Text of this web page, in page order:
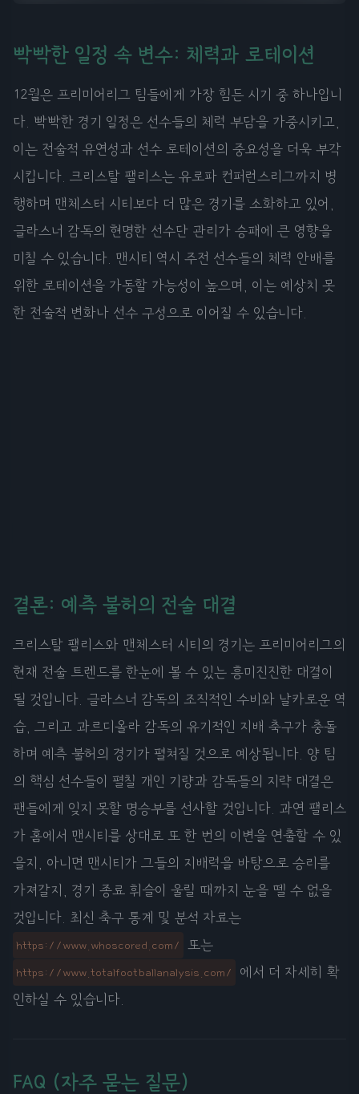
빡빡한 일정 속 변수: 체력과 로테이션
12월은 프리미어리그 팀들에게 가장 힘든 시기 중 하나입니
다. 빡빡한 경기 일정은 선수들의 체력 부담을 가중시키고,
이는 전술적 유연성과 선수 로테이션의 중요성을 더욱 부각
시킵니다. 크리스탈 팰리스는 유로파 컨퍼런스리그까지 병
행하며 맨체스터 시티보다 더 많은 경기를 소화하고 있어,
글라스너 감독의 현명한 선수단 관리가 승패에 큰 영향을
미칠 수 있습니다. 맨시티 역시 주전 선수들의 체력 안배를
위한 로테이션을 가동할 가능성이 높으며, 이는 예상치 못
한 전술적 변화나 선수 구성으로 이어질 수 있습니다.
결론: 예측 불허의 전술 대결
크리스탈 팰리스와 맨체스터 시티의 경기는 프리미어리그의
현재 전술 트렌드를 한눈에 볼 수 있는 흥미진진한 대결이
될 것입니다. 글라스너 감독의 조직적인 수비와 날카로운 역
습, 그리고 과르디올라 감독의 유기적인 지배 축구가 충돌
하며 예측 불허의 경기가 펼쳐질 것으로 예상됩니다. 양 팀
의 핵심 선수들이 펼칠 개인 기량과 감독들의 지략 대결은
팬들에게 잊지 못할 명승부를 선사할 것입니다. 과연 팰리스
가 홈에서 맨시티를 상대로 또 한 번의 이변을 연출할 수 있
을지, 아니면 맨시티가 그들의 지배력을 바탕으로 승리를
가져갈지, 경기 종료 휘슬이 울릴 때까지 눈을 뗄 수 없을
것입니다. 최신 축구 통계 및 분석 자료는
https://www.whoscored.com/ 또는
https://www.totalfootballanalysis.com/
에서 더 자세히 확
인하실 수 있습니다.
FAQ (자주 묻는 질문)